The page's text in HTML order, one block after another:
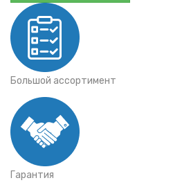
Большой ассортимент
Гарантия